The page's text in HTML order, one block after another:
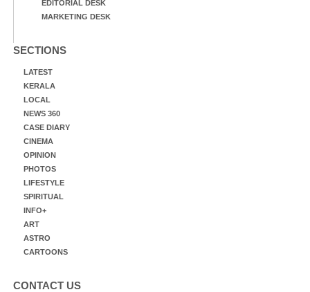
EDITORIAL DESK
MARKETING DESK
SECTIONS
LATEST
KERALA
LOCAL
NEWS 360
CASE DIARY
CINEMA
OPINION
PHOTOS
LIFESTYLE
SPIRITUAL
INFO+
ART
ASTRO
CARTOONS
CONTACT US